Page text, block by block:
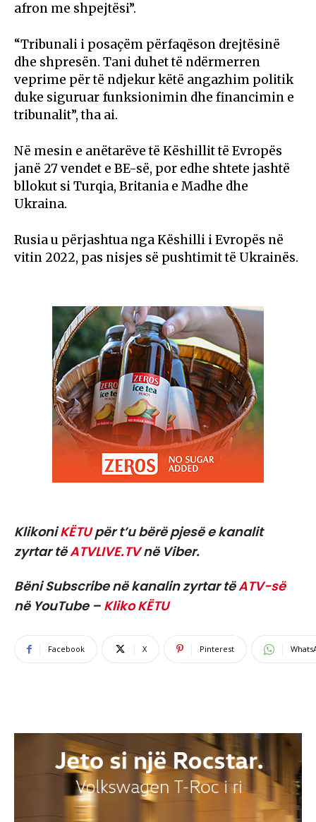
afron me shpejtësi”.
“Tribunali i posaçëm përfaqëson drejtësinë
dhe shpresën. Tani duhet të ndërmerren
veprime për të ndjekur këtë angazhim politik
duke siguruar funksionimin dhe financimin e
tribunalit”, tha ai.
Në mesin e anëtarëve të Këshillit të Evropës
janë 27 vendet e BE-së, por edhe shtete jashtë
bllokut si Turqia, Britania e Madhe dhe
Ukraina.
Rusia u përjashtua nga Këshilli i Evropës në
vitin 2022, pas nisjes së pushtimit të Ukrainës.
KlikoniKËTUpër t’u bërë pjesë e kanalit
zyrtar tëATVLIVE.TVnë Viber.
Bëni Subscribe në kanalin zyrtar tëATV-së
në YouTube – Kliko KËTU
Facebook X Pinterest